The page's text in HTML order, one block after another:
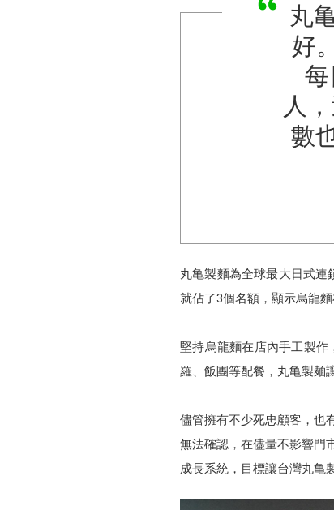
丸
好
人
數
丸亀製麵為全球最大日式連
就佔了3個名額，顯示烏龍麵
堅持烏龍麵在店內手工製
羅、飯團等配餐，丸亀製麺
儘管擁有不少死忠顧客，也
無法確認，在儘量不影響門
成長系統，目標讓台灣丸亀